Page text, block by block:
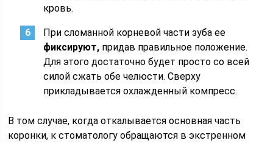
кровь.
При сломанной корневой части зуба ее
фиксируют, придав правильное положение.
Для этого достаточно будет просто со всей
силой сжать обе челюсти. Сверху
прикладывается охлажденный компресс.
В том случае, когда откалывается основная часть
коронки, к стоматологу обращаются в экстренном